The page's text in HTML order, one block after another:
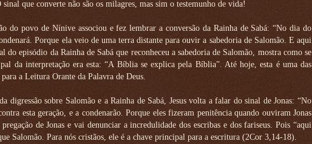
que converte não são os milagres, mas sim o testemunho de vida!
do povo de Nínive associou e fez lembrar a conversão da Rainha de Sabá: “No dia do
Porque ela veio de uma terra distante para ouvir a sabedoria de Salomão. E aqui
do episódio da Rainha de Sabá que reconheceu a sabedoria de Salomão, mostra como se
da interpretação era esta: “A Bíblia se explica pela Bíblia”. Até hoje, esta é uma das
a Leitura Orante da Palavra de Deus.
digressão sobre Salomão e a Rainha de Sabá, Jesus volta a falar do sinal de Jonas: “No
esta geração, e a condenarão. Porque eles fizeram penitência quando ouviram Jonas
de Jonas e vai denunciar a incredulidade dos escribas e dos fariseus. Pois “aqui
Salomão. Para nós cristãos, ele é a chave principal para a escritura (2Cor 3,14-18).